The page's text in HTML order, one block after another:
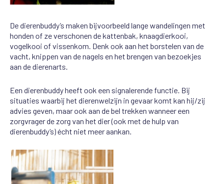
De dierenbuddy’s maken bijvoorbeeld lange wandelingen met
honden of ze verschonen de kattenbak, knaagdierkooi,
vogelkooi of vissenkom. Denk ook aan het borstelen van de
vacht, knippen van de nagels en het brengen van bezoekjes
aan de dierenarts.
Een dierenbuddy heeft ook een signalerende functie. Bij
situaties waarbij het dierenwelzijn in gevaar komt kan hij/zij
advies geven, maar ook aan de bel trekken wanneer een
zorgvrager de zorg van het dier (ook met de hulp van
dierenbuddy’s) écht niet meer aankan.